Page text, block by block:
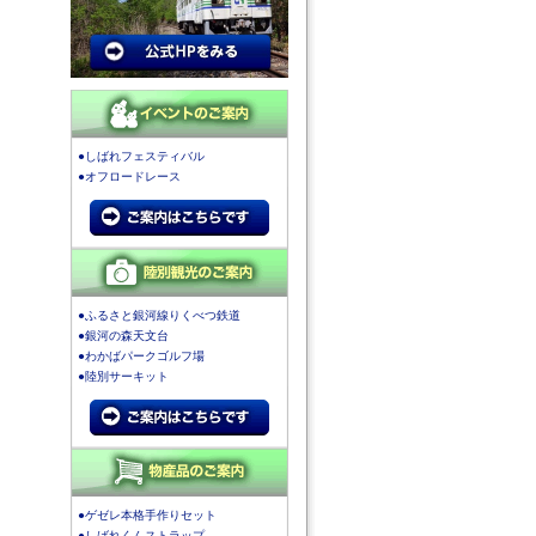
●しばれフェスティバル
●オフロードレース
●ふるさと銀河線りくべつ鉄道
●銀河の森天文台
●わかばパークゴルフ場
●陸別サーキット
●ゲゼレ本格手作りセット